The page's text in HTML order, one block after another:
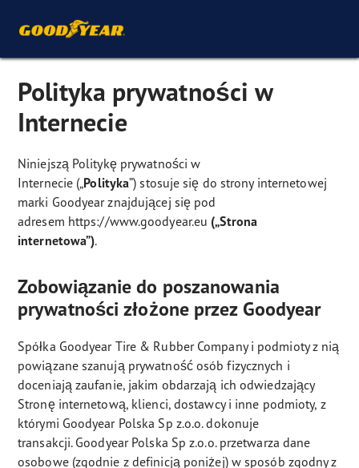
Polityka prywatności w
Internecie
Niniejszą Politykę prywatności w
Internecie („Polityka”) stosuje się do strony internetowej
marki Goodyear znajdującej się pod
adresem https://www.goodyear.eu („Strona
internetowa”).
Zobowiązanie do poszanowania
prywatności złożone przez Goodyear
Spółka Goodyear Tire & Rubber Company i podmioty z nią
powiązane szanują prywatność osób fizycznych i
doceniają zaufanie, jakim obdarzają ich odwiedzający
Stronę internetową, klienci, dostawcy i inne podmioty, z
którymi Goodyear Polska Sp z.o.o. dokonuje
transakcji. Goodyear Polska Sp z.o.o. przetwarza dane
osobowe (zgodnie z definicją poniżej) w sposób zgodny z